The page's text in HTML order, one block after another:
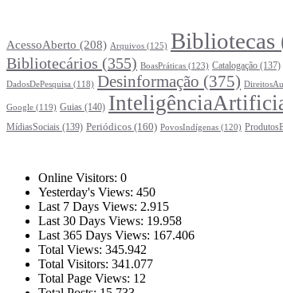
AcessoAberto (208) Arquivos (125) Bibliotecas
Bibliotecários (355) BoasPráticas (123) Catalogação (137)
DadosDePesquisa (118) Desinformação (375)
Google (119) Guias (140)
MídiasSociais (139) Periódicos (160) PovosIndígenas (120)
Online Visitors: 0
Yesterday's Views: 450
Last 7 Days Views: 2.915
Last 30 Days Views: 19.958
Last 365 Days Views: 167.406
Total Views: 345.942
Total Visitors: 341.077
Total Page Views: 12